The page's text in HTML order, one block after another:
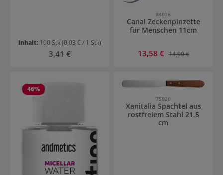
Inhalt: 100 Stk(0,03 € / 1 Stk)
Regulärer Preis:
3,41 €
84026
Canal Zeckenpinzette
für Menschen 11cm
Verkaufspreis:
13,58 € Regulärer Preis:
14,90 €
46%
75020
Xanitalia Spachtel aus
rostfreiem Stahl 21,5
cm